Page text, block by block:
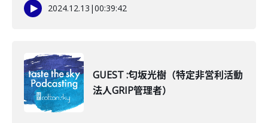
2024.12.13 |00:39:42
GUEST :匂坂光樹（特定非営利活動
法人GRIP管理者）